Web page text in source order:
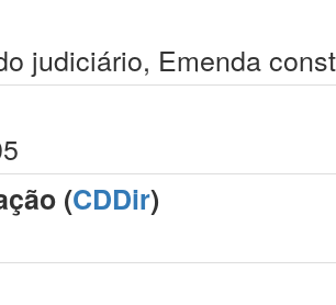
judiciário, Emenda
(CDDir)